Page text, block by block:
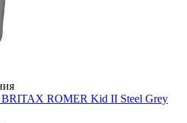
BRITAX ROMER Kid II Steel Grey